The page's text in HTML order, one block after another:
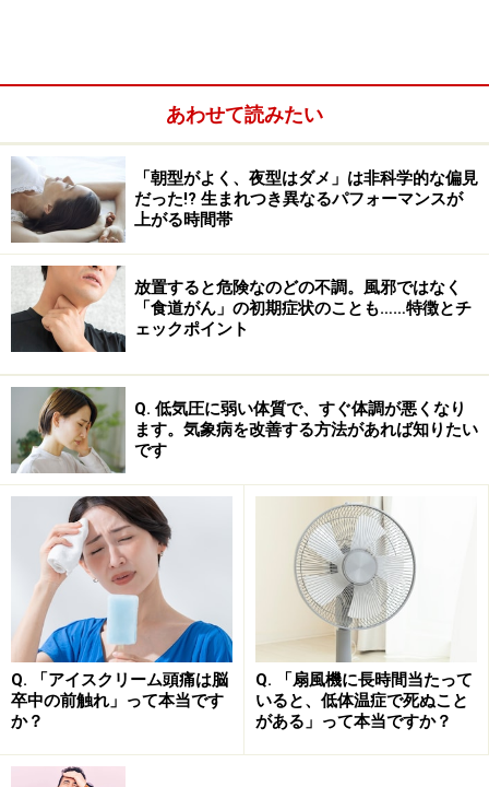
いろいろな分野と技術がかかわって初めて、分かり始め
たというところが大変興味深いところです。
最新の研究による、運動の健康増強メカニ
ズムの仕組み
1. 老化で低下した「新しく神経を作る力」が、運動等に
よって再び活性化する
長年、死んでしまった脳細胞は再生しないと思われ続け
てきました。しかし、20世紀後半になり、脳にも神経幹
細胞という神経系細胞の基となる細胞が発見され、再生
する可能性がある事が分かってきています。特に、記憶
を司る海馬といわれる脳の一部分では、神経幹細胞によ
って常に神経再生が行われており、脳のリフレッシュに
役立っている事が明らかになってきました （パソコンで
も、メモリーを増設しないと必要なデータの保存能力が
足りなくなるのと同じ）。
神経細胞の一番下にあるアストロサイト細胞は、
して、神経幹細胞を有効な神経細胞へ成長させます。最
あわせて読みたい
「朝型がよく、夜型はダメ」は非科学的な偏見
だった!? 生まれつき異なるパフォーマンスが
上がる時間帯
放置すると危険なのどの不調。風邪ではなく
「食道がん」の初期症状のことも……特徴とチ
ェックポイント
Q. 低気圧に弱い体質で、すぐ体調が悪くなり
ます。気象病を改善する方法があれば知りたい
です
Q. 「アイスクリーム頭痛は脳
卒中の前触れ」って本当です
か？
Q. 「扇風機に長時間当たって
いると、低体温症で死ぬこと
がある」って本当ですか？